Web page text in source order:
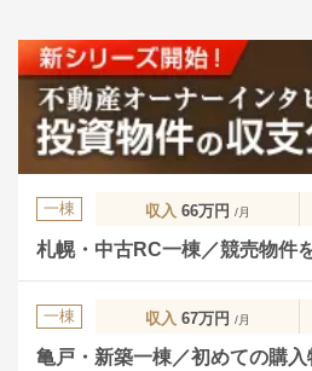
一棟 収入 66万円 /月
札幌・中古RC一棟／競売物件
一棟 収入 67万円 /月
亀戸・新築一棟／初めての購